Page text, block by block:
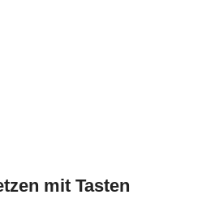
mit Tasten